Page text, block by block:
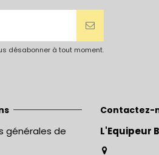
désabonner à tout moment.
générales de
Contactez-
L'Equipeur